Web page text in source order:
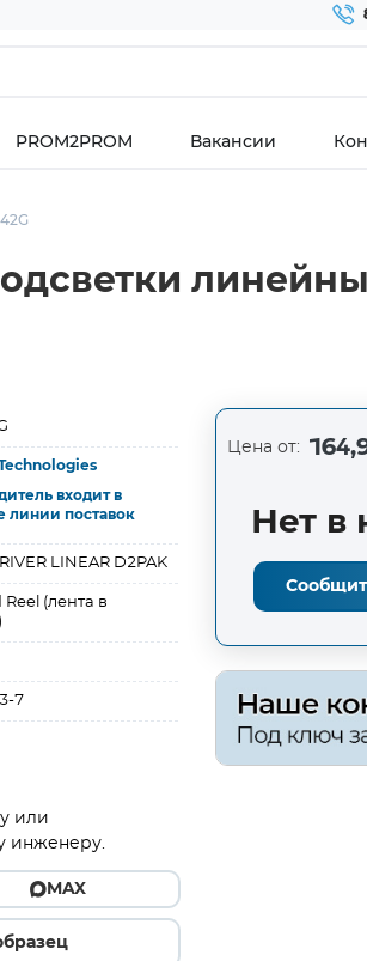
PROM2PROM Вакансии
входит в
линии поставок
LINEAR D2PAK
(лента в
7
или
инженеру.
MAX
Цена от:
Нет в